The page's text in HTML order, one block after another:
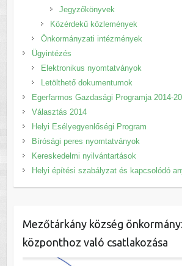
Jegyzőkönyvek
Közérdekű közlemények
Önkormányzati intézmények
Ügyintézés
Elektronikus nyomtatványok
Letölthető dokumentumok
Egerfarmos Gazdasági Programja 2014-
Választás 2014
Helyi Esélyegyenlőségi Program
Bírósági peres nyomtatványok
Kereskedelmi nyilvántartások
Helyi építési szabályzat és kapcsolódó
Mezőtárkány község
központhoz való csatlakozása